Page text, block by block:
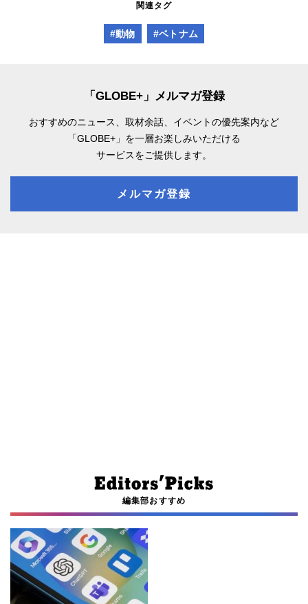
関連タグ
#動物 #ベトナム
「GLOBE+」メルマガ登録
おすすめのニュース、取材余話、 イベントの優先案内など
「GLOBE+」を一層お楽しみいただける
サービスをご提供します。
メルマガ登録
編集部おすすめ